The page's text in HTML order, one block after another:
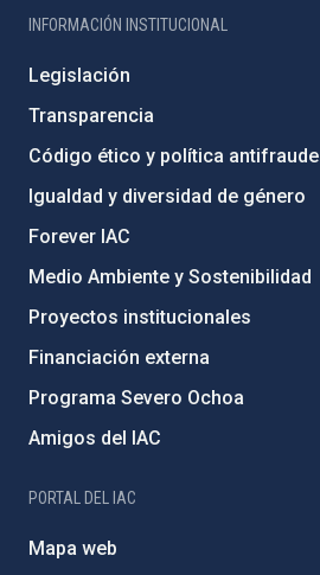
INFORMACIÓN INSTITUCIONAL
Legislación
Transparencia
Código ético y política antifraude
Igualdad y diversidad de género
Forever IAC
Medio Ambiente y Sostenibilidad
Proyectos institucionales
Financiación externa
Programa Severo Ochoa
Amigos del IAC
PORTAL DEL IAC
Mapa web